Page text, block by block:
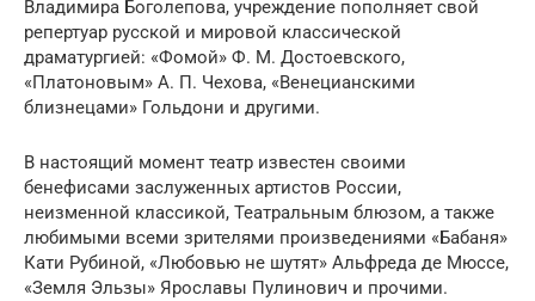
Владимира Боголепова, учреждение пополняет свой
репертуар русской и мировой классической
драматургией: «Фомой» Ф. М. Достоевского,
«Платоновым» А. П. Чехова, «Венецианскими
близнецами» Гольдони и другими.
В настоящий момент театр известен своими
бенефисами заслуженных артистов России,
неизменной классикой, Театральным блюзом, а также
любимыми всеми зрителями произведениями «Бабаня»
Кати Рубиной, «Любовью не шутят» Альфреда де Мюссе,
«Земля Эльзы» Ярославы Пулинович и прочими.